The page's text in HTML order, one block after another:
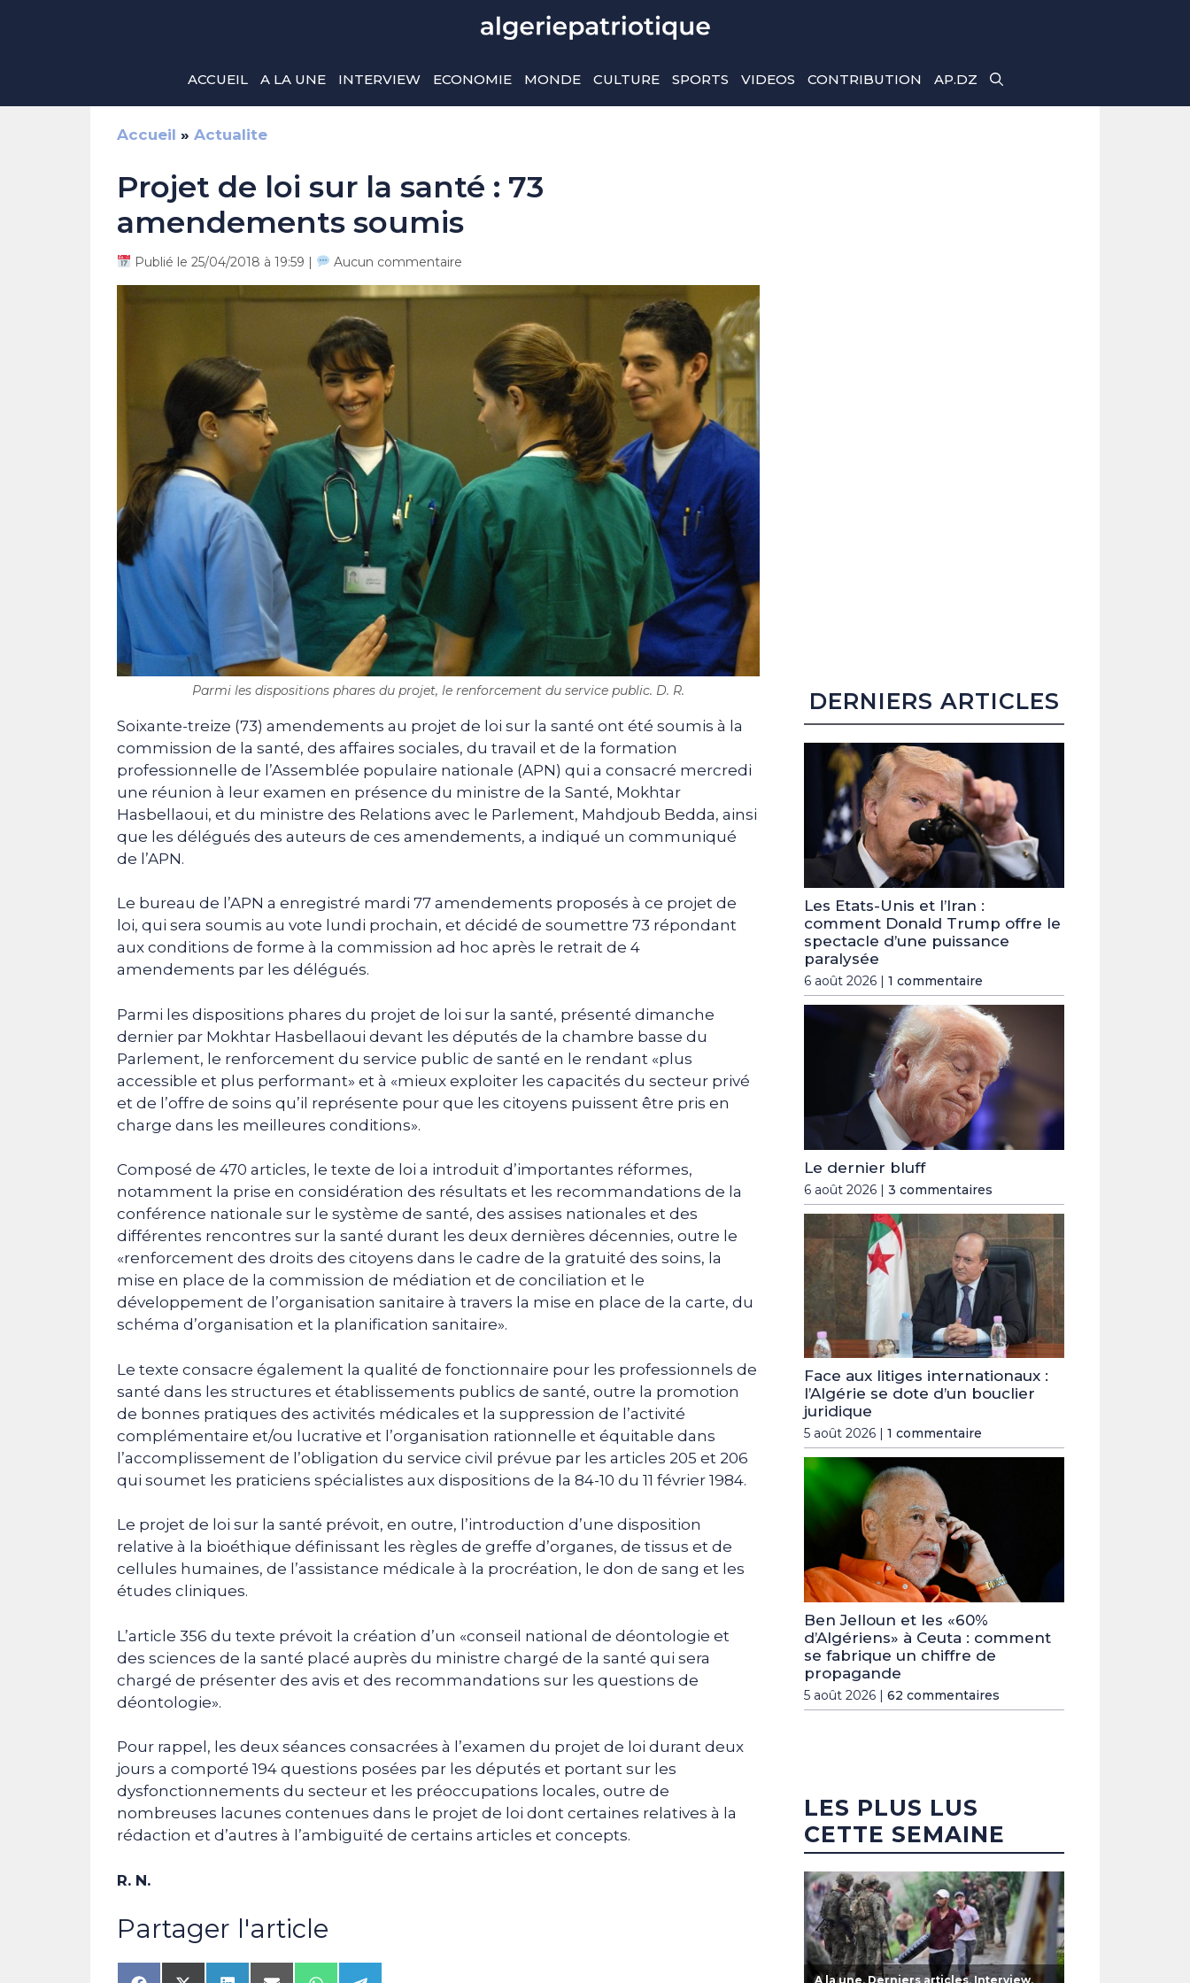
ACCUEIL A LA UNE INTERVIEW ECONOMIE MONDE CULTURE SPORTS VIDEOS CONTRIBUTION AP.DZ
Accueil » Actualite
Projet de loi sur la santé : 73
amendements soumis
Publié le 25/04/2018 à 19:59 | Aucun commentaire
Parmi les dispositions phares du projet, le renforcement du service public. D. R.
Soixante-treize (73) amendements au projet de loi sur la santé ont été soumis à la
commission de la santé, des affaires sociales, du travail et de la formation
professionnelle de l’Assemblée populaire nationale (APN) qui a consacré mercredi
une réunion à leur examen en présence du ministre de la Santé, Mokhtar
Hasbellaoui, et du ministre des Relations avec le Parlement, Mahdjoub Bedda, ainsi
que les délégués des auteurs de ces amendements, a indiqué un communiqué
de l’APN.
Le bureau de l’APN a enregistré mardi 77 amendements proposés à ce projet de
loi, qui sera soumis au vote lundi prochain, et décidé de soumettre 73 répondant
aux conditions de forme à la commission ad hoc après le retrait de 4
amendements par les délégués.
Parmi les dispositions phares du projet de loi sur la santé, présenté dimanche
dernier par Mokhtar Hasbellaoui devant les députés de la chambre basse du
Parlement, le renforcement du service public de santé en le rendant «plus
accessible et plus performant» et à «mieux exploiter les capacités du secteur privé
et de l’offre de soins qu’il représente pour que les citoyens puissent être pris en
charge dans les meilleures conditions».
Composé de 470 articles, le texte de loi a introduit d’importantes réformes,
notamment la prise en considération des résultats et les recommandations de la
conférence nationale sur le système de santé, des assises nationales et des
différentes rencontres sur la santé durant les deux dernières décennies, outre le
«renforcement des droits des citoyens dans le cadre de la gratuité des soins, la
mise en place de la commission de médiation et de conciliation et le
développement de l’organisation sanitaire à travers la mise en place de la carte, du
schéma d’organisation et la planification sanitaire».
Le texte consacre également la qualité de fonctionnaire pour les professionnels de
santé dans les structures et établissements publics de santé, outre la promotion
de bonnes pratiques des activités médicales et la suppression de l’activité
complémentaire et/ou lucrative et l’organisation rationnelle et équitable dans
l’accomplissement de l’obligation du service civil prévue par les articles 205 et 206
qui soumet les praticiens spécialistes aux dispositions de la 84-10 du 11 février 1984.
Le projet de loi sur la santé prévoit, en outre, l’introduction d’une disposition
relative à la bioéthique définissant les règles de greffe d’organes, de tissus et de
cellules humaines, de l’assistance médicale à la procréation, le don de sang et les
études cliniques.
L’article 356 du texte prévoit la création d’un «conseil national de déontologie et
des sciences de la santé placé auprès du ministre chargé de la santé qui sera
chargé de présenter des avis et des recommandations sur les questions de
déontologie».
Pour rappel, les deux séances consacrées à l’examen du projet de loi durant deux
jours a comporté 194 questions posées par les députés et portant sur les
dysfonctionnements du secteur et les préoccupations locales, outre de
nombreuses lacunes contenues dans le projet de loi dont certaines relatives à la
rédaction et d’autres à l’ambiguïté de certains articles et concepts.
R. N.
Partager l'article
DERNIERS ARTICLES
Les Etats-Unis et l’Iran :
comment Donald Trump offre le
spectacle d’une puissance
paralysée
6 août 2026 | 1 commentaire
Le dernier bluff
6 août 2026 | 3 commentaires
Face aux litiges internationaux :
l’Algérie se dote d’un bouclier
juridique
5 août 2026 | 1 commentaire
Ben Jelloun et les «60%
d’Algériens» à Ceuta : comment
se fabrique un chiffre de
propagande
5 août 2026 | 62 commentaires
LES PLUS LUS
CETTE SEMAINE